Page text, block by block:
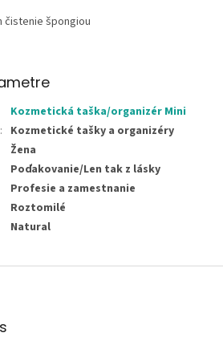
čistenie špongiou
Kozmetická taška/organizér Mini
: Kozmetické tašky a organizéry
Žena
Poďakovanie/Len tak z lásky
Profesie a zamestnanie
Roztomilé
Natural